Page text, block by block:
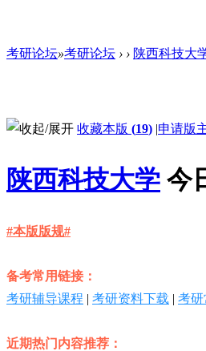
考研论坛»考研论坛 › › 陕西科技大
收藏本版 (19) |申请版
陕西科技大学 今
#本版版规#
备考常用链接：
考研辅导课程 | 考研资料下载 | 考研
近期热门内容推荐：